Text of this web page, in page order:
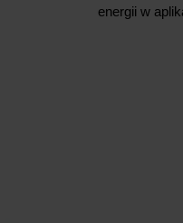
energii w